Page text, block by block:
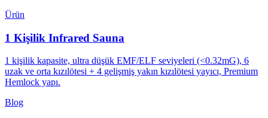
Ürün
1 Kişilik Infrared Sauna
1 kişilik kapasite, ultra düşük EMF/ELF seviyeleri (<0.32mG), 6
uzak ve orta kızılötesi + 4 gelişmiş yakın kızılötesi yayıcı, Premium
Hemlock yapı.
Blog